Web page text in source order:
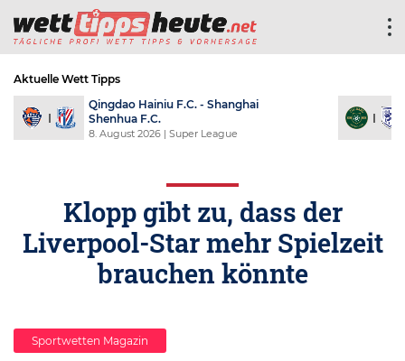
Aktuelle Wett Tipps
Qingdao Hainiu F.C. - Shanghai
Shenhua F.C.
8. August 2026 | Super League
Klopp gibt zu, dass der
Liverpool-Star mehr Spielzeit
brauchen könnte
Sportwetten Magazin